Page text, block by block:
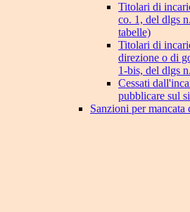
Titolari di
co. 1, del dlgs
tabelle)
Titolari di
direzione o di
1-bis, del dlgs
Cessati
pubblicare sul
Sanzioni per